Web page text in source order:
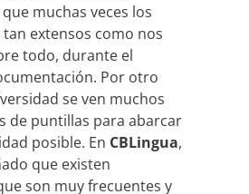
muchas veces los
extensos como nos
todo, durante el
Por otro
se ven muchos
de puntillas para abarcar
posible. En CBLingua,
que existen
son muy frecuentes y